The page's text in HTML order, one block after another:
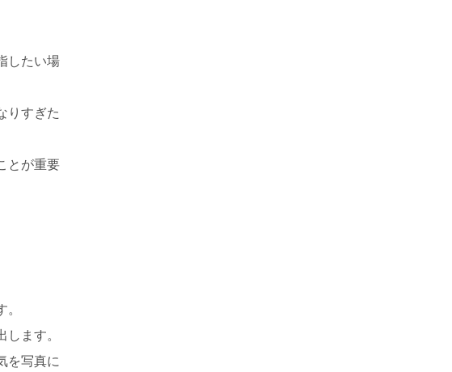
したい場
りすぎた
とが重要
ます。
を写真に